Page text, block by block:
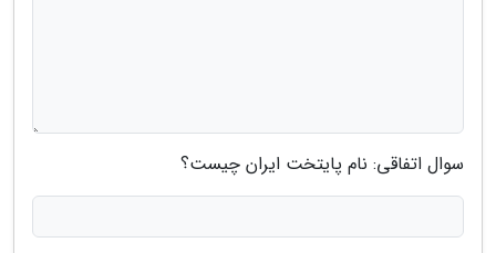
سوال اتفاقی: نام پایتخت ایران چیست؟